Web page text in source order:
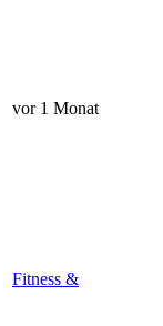
vor 1 Monat
Fitness &